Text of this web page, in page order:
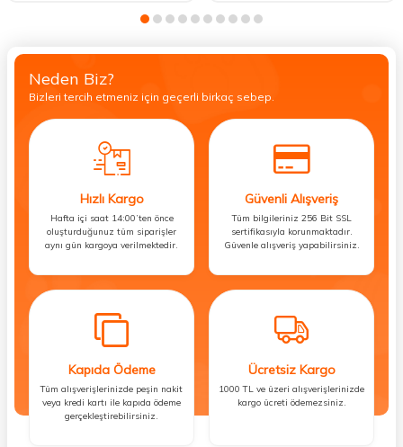
Neden Biz?
Bizleri tercih etmeniz için geçerli birkaç sebep.
Hızlı Kargo
Hafta içi saat 14:00’ten önce
oluşturduğunuz tüm siparişler
aynı gün kargoya verilmektedir.
Güvenli Alışveriş
Tüm bilgileriniz 256 Bit SSL
sertifikasıyla korunmaktadır.
Güvenle alışveriş yapabilirsiniz.
Kapıda Ödeme
Tüm alışverişlerinizde peşin nakit
veya kredi kartı ile kapıda ödeme
gerçekleştirebilirsiniz.
Ücretsiz Kargo
1000 TL ve üzeri alışverişlerinizde
kargo ücreti ödemezsiniz.